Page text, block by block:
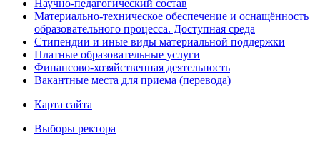
Научно-педагогический состав
Материально-техническое обеспечение и оснащённость
образовательного процесса. Доступная среда
Стипендии и иные виды материальной поддержки
Платные образовательные услуги
Финансово-хозяйственная деятельность
Вакантные места для приема (перевода)
Карта сайта
Выборы ректора